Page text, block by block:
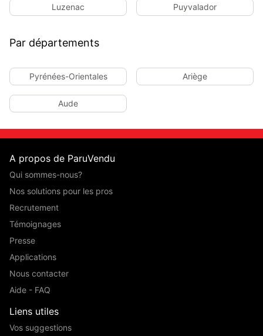
Luzenac Puyvalador
Par départements
Pyrénées-Orientales Ariège
Aude
A propos de ParuVendu
Qui sommes-nous?
Nos solutions pour les pros
Recrutement
Témoignages
Presse
Applications
Nous contacter
Aide - FAQ
Liens utiles
Vos suggestions